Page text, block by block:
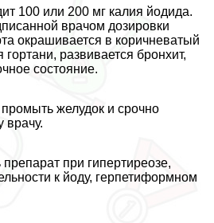
100 или 200 мг калия йодида.
врачом дозировки
окрашивается в коричневатый
гортани, развивается бронхит,
состояние.
желудок и срочно
врачу.
при гипертиреозе,
к йоду, герпетиформном